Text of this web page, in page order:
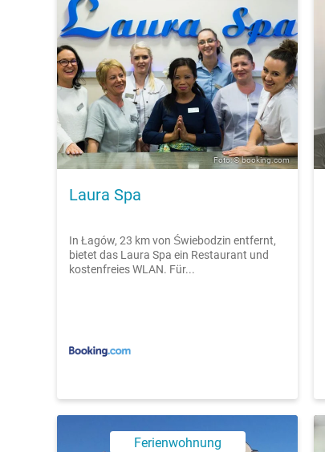
Foto: © booking.com
Laura Spa
In Łagów, 23 km von Świebodzin entfernt,
bietet das Laura Spa ein Restaurant und
kostenfreies WLAN. Für...
Ferienwohnung